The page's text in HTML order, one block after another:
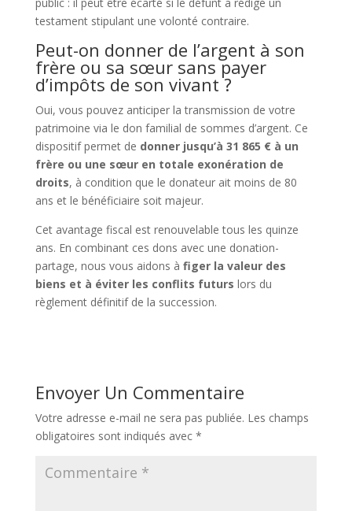
testament stipulant une volonté contraire.
Peut-on donner de l’argent à son
frère ou sa sœur sans payer
d’impôts de son vivant ?
Oui, vous pouvez anticiper la transmission de votre
patrimoine via le don familial de sommes d’argent. Ce
dispositif permet de donner jusqu’à 31 865 € à un
frère ou une sœur en totale exonération de
droits, à condition que le donateur ait moins de 80
ans et le bénéficiaire soit majeur.
Cet avantage fiscal est renouvelable tous les quinze
ans. En combinant ces dons avec une donation-
partage, nous vous aidons à figer la valeur des
biens et à éviter les conflits futurs lors du
règlement définitif de la succession.
Envoyer Un Commentaire
Votre adresse e-mail ne sera pas publiée. Les champs
obligatoires sont indiqués avec *